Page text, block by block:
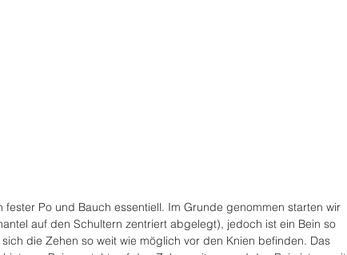
fester Po und Bauch essentiell. Im Grunde genommen starten wir
auf den Schultern zentriert abgelegt), jedoch ist ein Bein so
die Zehen so weit wie möglich vor den Knien befinden. Das